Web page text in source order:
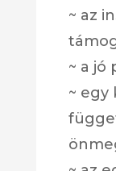
~ az
~ a jó
~ egy